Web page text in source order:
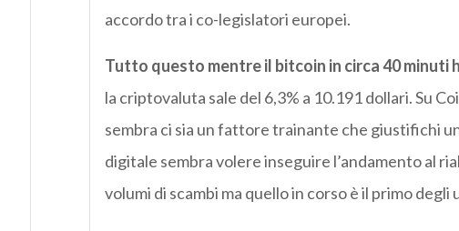
accordo tra i co-legislatori europei.
Tutto questo mentre il bitcoin in circa 40 minuti
la criptovaluta sale del 6,3% a 10.191 dollari. Su
sembra ci sia un fattore trainante che giustifichi
digitale sembra volere inseguire l’andamento al
volumi di scambi ma quello in corso è il primo degli